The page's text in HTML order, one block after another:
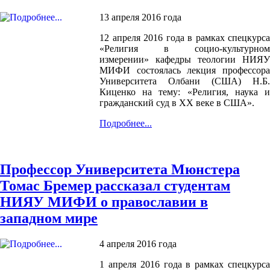
13 апреля 2016 года
12 апреля 2016 года в рамках спецкурса
«Религия в социо-культурном
измерении» кафедры теологии НИЯУ
МИФИ состоялась лекция профессора
Университета Олбани (США) Н.Б.
Киценко на тему: «Религия, наука и
гражданский суд в ХХ веке в США».
Подробнее...
Профессор Университета Мюнстера
Томас Бремер рассказал студентам
НИЯУ МИФИ о православии в
западном мире
4 апреля 2016 года
1 апреля 2016 года в рамках спецкурса